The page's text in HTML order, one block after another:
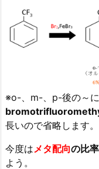
※o-、m-、p-後の～
長いので省略します。
今度は メタ配向の比
よう。